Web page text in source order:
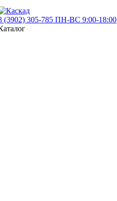
(3902) 305-785 ПН-ВС 9:00-18:00